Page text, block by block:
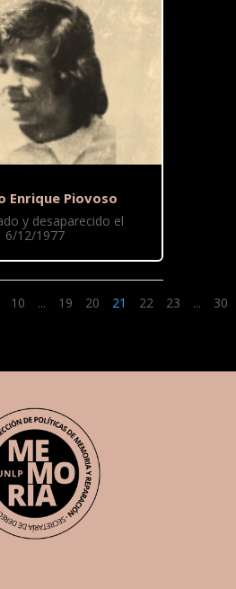
Enrique Piovoso
y desaparecido el
6/12/1977
10 ... 19 20 21 22 23 ... 30